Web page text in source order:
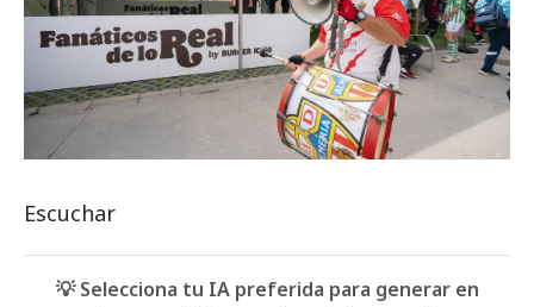
Escuchar
💡 Selecciona tu IA preferida para generar en